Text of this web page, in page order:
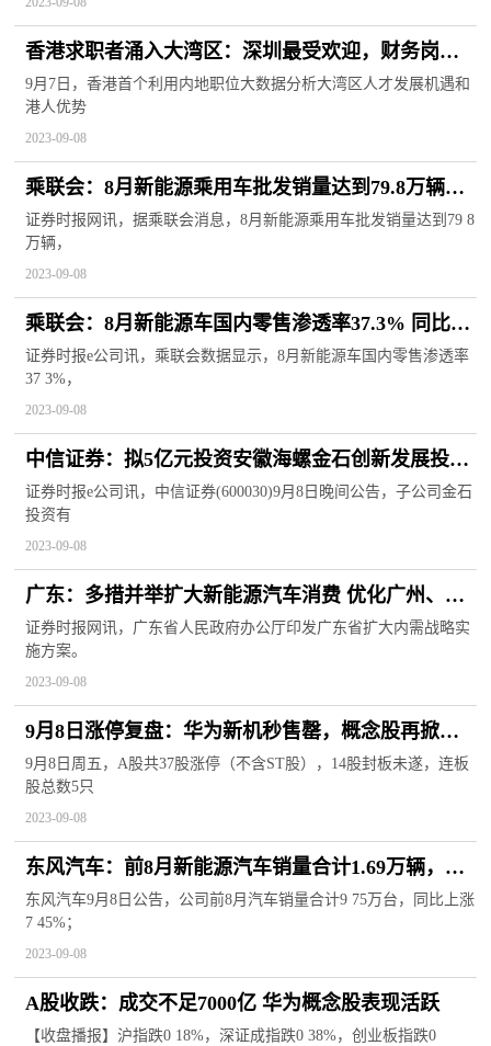
香港求职者涌入大湾区：深圳最受欢迎，财务岗投
递量第一
9月7日，香港首个利用内地职位大数据分析大湾区人才发展机遇和
港人优势
2023-09-08
乘联会：8月新能源乘用车批发销量达到79.8万辆，
同比增长25.6%
证券时报网讯，据乘联会消息，8月新能源乘用车批发销量达到79 8
万辆，
2023-09-08
乘联会：8月新能源车国内零售渗透率37.3% 同比提
升9个百分点
证券时报e公司讯，乘联会数据显示，8月新能源车国内零售渗透率
37 3%，
2023-09-08
中信证券：拟5亿元投资安徽海螺金石创新发展投资
基金合伙企业（有限合伙）
证券时报e公司讯，中信证券(600030)9月8日晚间公告，子公司金石
投资有
2023-09-08
广东：多措并举扩大新能源汽车消费 优化广州、深
圳汽车限购政策
证券时报网讯，广东省人民政府办公厅印发广东省扩大内需战略实
施方案。
2023-09-08
​9月8日涨停复盘：华为新机秒售罄，概念股再掀涨
停潮！光刻胶、光刻机、卫星通信纷纷爆发
9月8日周五，A股共37股涨停（不含ST股），14股封板未遂，连板
股总数5只
2023-09-08
东风汽车：前8月新能源汽车销量合计1.69万辆，同
比上涨35.96%
东风汽车9月8日公告，公司前8月汽车销量合计9 75万台，同比上涨
7 45%；
2023-09-08
A股收跌：成交不足7000亿 华为概念股表现活跃
【收盘播报】沪指跌0 18%，深证成指跌0 38%，创业板指跌0